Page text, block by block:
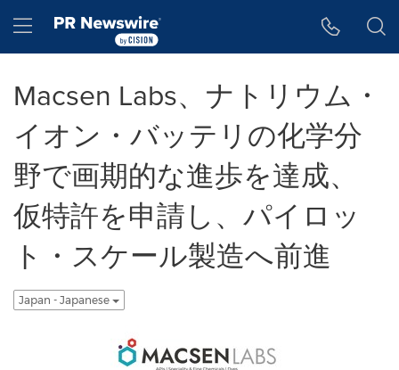
Hamburger menu
Macsen Labs、ナトリウム・
イオン・バッテリの化学分
野で画期的な進歩を達成、
仮特許を申請し、パイロッ
ト・スケール製造へ前進
Japan - Japanese